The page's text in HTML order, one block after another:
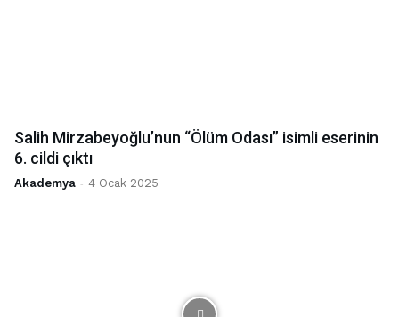
Salih Mirzabeyoğlu’nun “Ölüm Odası” isimli eserinin
6. cildi çıktı
Akademya - 4 Ocak 2025